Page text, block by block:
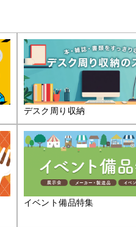
デスク周り収納
イベント備品特集